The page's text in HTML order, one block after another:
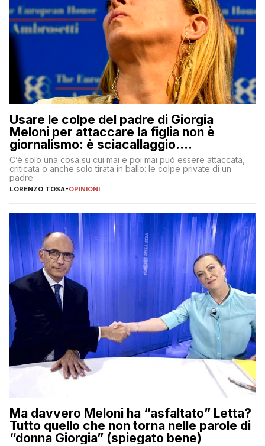
Usare le colpe del padre di Giorgia
Meloni per attaccare la figlia non è
giornalismo: è sciacallaggio.
Dimostriamo di essere diversi
C’è solo una cosa su cui mai e poi mai può essere attaccata,
criticata o anche solo tirata in ballo: le colpe private di un
padre
LORENZO TOSA-OPINIONI
Ma davvero Meloni ha “asfaltato” Letta?
Tutto quello che non torna nelle parole di
“donna Giorgia” (spiegato bene)